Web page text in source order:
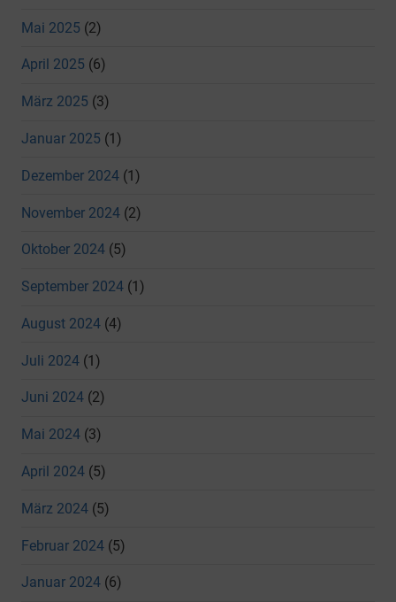
Mai 2025 (2)
April 2025 (6)
März 2025 (3)
Januar 2025 (1)
Dezember 2024 (1)
November 2024 (2)
Oktober 2024 (5)
September 2024 (1)
August 2024 (4)
Juli 2024 (1)
Juni 2024 (2)
Mai 2024 (3)
April 2024 (5)
März 2024 (5)
Februar 2024 (5)
Januar 2024 (6)